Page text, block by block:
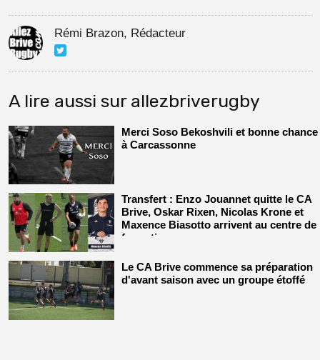
Rémi Brazon, Rédacteur
A lire aussi sur allezbriverugby
Merci Soso Bekoshvili et bonne chance
à Carcassonne
Transfert : Enzo Jouannet quitte le CA
Brive, Oskar Rixen, Nicolas Krone et
Maxence Biasotto arrivent au centre de
formation
Le CA Brive commence sa préparation
d'avant saison avec un groupe étoffé